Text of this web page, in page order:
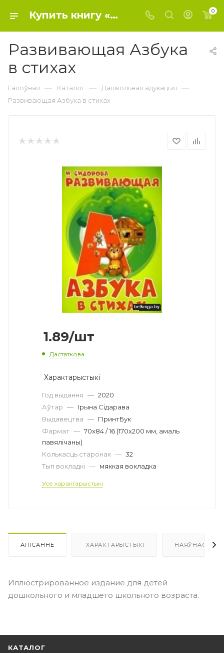
Купить книгу «Развивающая Азбука в стихах» 2020, Ирина Сидорова - Дошкольное образование 0
Развивающая Азбука
в стихах
Галоўная — Каталог — Дашкольная адукацыя —
Развивающая Азбука в стихах
1.89/шт
Дастаткова
Характарыстыкі
Год выдання — 2020
Аўтар — Ірына Сідарава
Выдавецтва — ПринтБук
Фармат — 70х84 / 16 (170х200 мм, амаль
павялічаны)
Колькасць старонак — 32
Тып вокладкі — мяккая вокладка
Усе характарыстыкі
АПІСАННЕ ХАРАКТАРЫСТЫКІ НАЯЎНАСЦЬ
Иллюстрированное издание для детей
дошкольного и младшего школьного возраста.
КАТАЛОГ